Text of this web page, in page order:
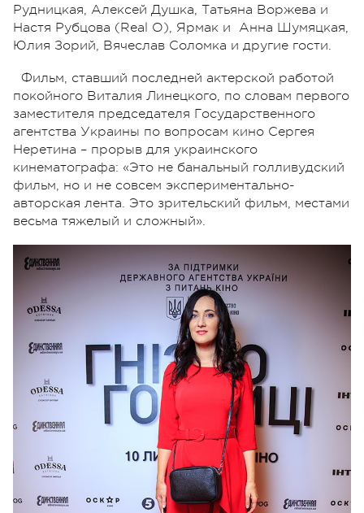
Рудницкая, Алексей Душка, Татьяна Воржева и
Настя Рубцова (Real O), Ярмак и Анна Шумяцкая,
Юлия Зорий, Вячеслав Соломка и другие гости.
Фильм, ставший последней актерской работой
покойного Виталия Линецкого, по словам первого
заместителя председателя Государственного
агентства Украины по вопросам кино Сергея
Неретина – прорыв для украинского
кинематографа: «Это не банальный голливудский
фильм, но и не совсем экспериментально-
авторская лента. Это зрительский фильм, местами
весьма тяжелый и сложный».